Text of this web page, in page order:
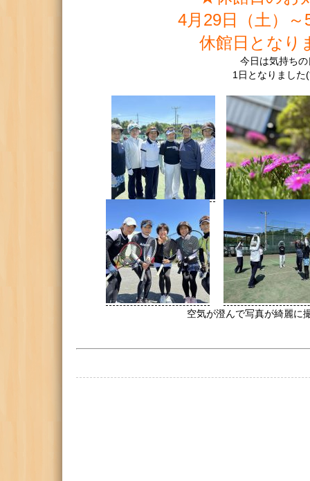
4月29日（土）
休館日となり
今日は気持ちの
1日となりました
空気が澄んで写真が綺麗に